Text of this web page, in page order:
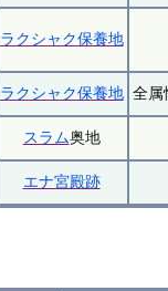
ラクシャク保養地
ラクシャク保養地 全属
スラム奥地
エナ宮殿跡